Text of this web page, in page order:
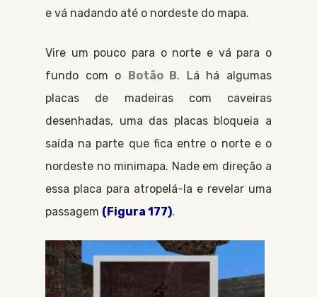
e vá nadando até o nordeste do mapa.
Vire um pouco para o norte e vá para o
fundo com o Botão B. Lá há algumas
placas de madeiras com caveiras
desenhadas, uma das placas bloqueia a
saída na parte que fica entre o norte e o
nordeste no minimapa. Nade em direção a
essa placa para atropelá-la e revelar uma
passagem (Figura 177).